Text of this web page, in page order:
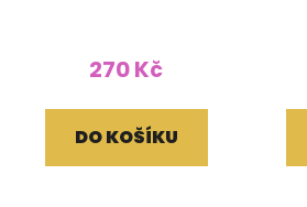
270 Kč
DO KOŠÍKU